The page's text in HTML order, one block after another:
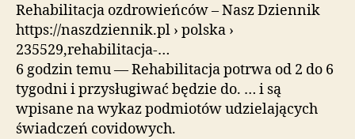
Rehabilitacja ozdrowieńców – Nasz Dziennik
https://naszdziennik.pl › polska ›
235529,rehabilitacja-…
6 godzin temu — Rehabilitacja potrwa od 2 do 6
tygodni i przysługiwać będzie do. … i są
wpisane na wykaz podmiotów udzielających
świadczeń covidowych.